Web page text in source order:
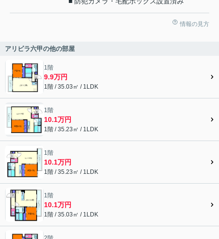
情報の見方
アリビラ六甲の他の部屋
1階
9.9万円
1階 / 35.03㎡ / 1LDK
1階
10.1万円
1階 / 35.23㎡ / 1LDK
1階
10.1万円
1階 / 35.23㎡ / 1LDK
1階
10.1万円
1階 / 35.03㎡ / 1LDK